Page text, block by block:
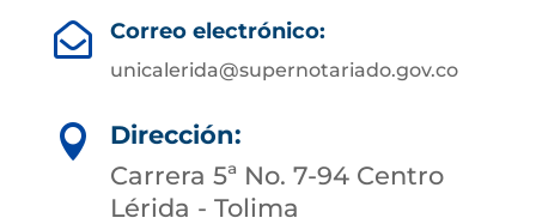
 Correo electrónico:
unicalerida@supernotariado.gov.co

Dirección:
Carrera 5ª No. 7-94 Centro
Lérida - Tolima